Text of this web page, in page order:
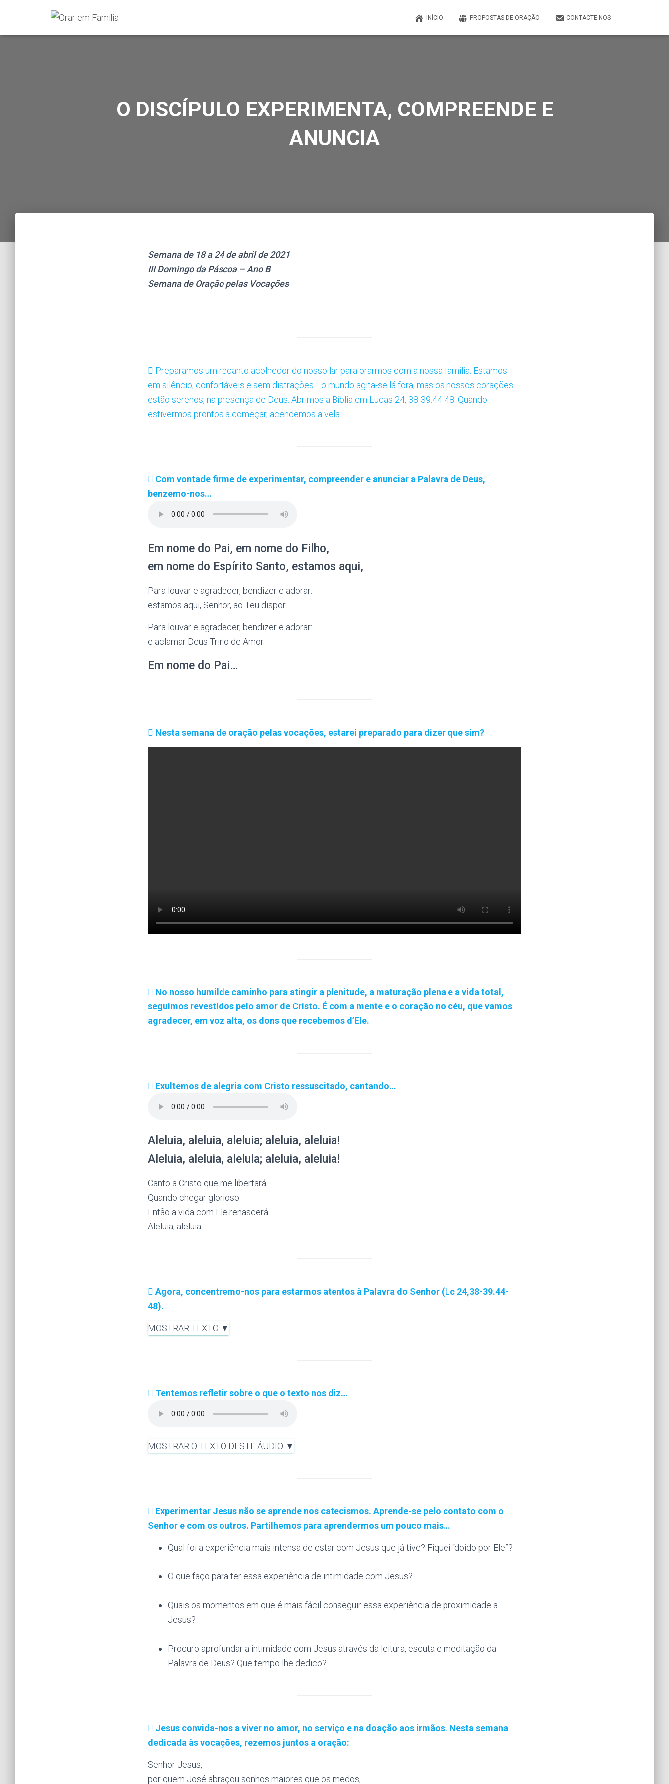
INÍCIO PROPOSTAS DE ORAÇÃO CONTACTE-NOS
O DISCÍPULO EXPERIMENTA, COMPREENDE E
ANUNCIA
Semana de 18 a 24 de abril de 2021
III Domingo da Páscoa – Ano B
Semana de Oração pelas Vocações
Preparamos um recanto acolhedor do nosso lar para orarmos com a nossa família. Estamos
em silêncio, confortáveis e sem distrações… o mundo agita-se lá fora, mas os nossos corações
estão serenos, na presença de Deus. Abrimos a Bíblia em Lucas 24, 38-39.44-48. Quando
estivermos prontos a começar, acendemos a vela…
Com vontade firme de experimentar, compreender e anunciar a Palavra de Deus,
benzemo-nos…
Em nome do Pai, em nome do Filho,
em nome do Espírito Santo, estamos aqui,
Para louvar e agradecer, bendizer e adorar:
estamos aqui, Senhor, ao Teu dispor.
Para louvar e agradecer, bendizer e adorar:
e aclamar Deus Trino de Amor.
Em nome do Pai…
Nesta semana de oração pelas vocações, estarei preparado para dizer que sim?
No nosso humilde caminho para atingir a plenitude, a maturação plena e a vida total,
seguimos revestidos pelo amor de Cristo. É com a mente e o coração no céu, que vamos
agradecer, em voz alta, os dons que recebemos d’Ele.
Exultemos de alegria com Cristo ressuscitado, cantando…
Aleluia, aleluia, aleluia; aleluia, aleluia!
Aleluia, aleluia, aleluia; aleluia, aleluia!
Canto a Cristo que me libertará
Quando chegar glorioso
Então a vida com Ele renascerá
Aleluia, aleluia
Agora, concentremo-nos para estarmos atentos à Palavra do Senhor (Lc 24,38-39.44-
48).
MOSTRAR TEXTO ▼
Tentemos refletir sobre o que o texto nos diz…
MOSTRAR O TEXTO DESTE ÁUDIO ▼
Experimentar Jesus não se aprende nos catecismos. Aprende-se pelo contato com o
Senhor e com os outros. Partilhemos para aprendermos um pouco mais…
Qual foi a experiência mais intensa de estar com Jesus que já tive? Fiquei “doido por Ele”?
O que faço para ter essa experiência de intimidade com Jesus?
Quais os momentos em que é mais fácil conseguir essa experiência de proximidade a
Jesus?
Procuro aprofundar a intimidade com Jesus através da leitura, escuta e meditação da
Palavra de Deus? Que tempo lhe dedico?
Jesus convida-nos a viver no amor, no serviço e na doação aos irmãos. Nesta semana
dedicada às vocações, rezemos juntos a oração:
Senhor Jesus,
por quem José abraçou sonhos maiores que os medos,